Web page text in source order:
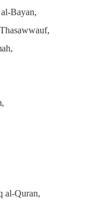
Bayan,
al-Quran,